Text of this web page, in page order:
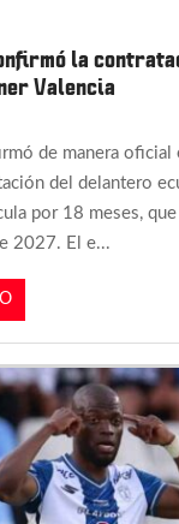
la
Valencia
de manera oficial
del delantero
por 18 meses, que
2027. El e...